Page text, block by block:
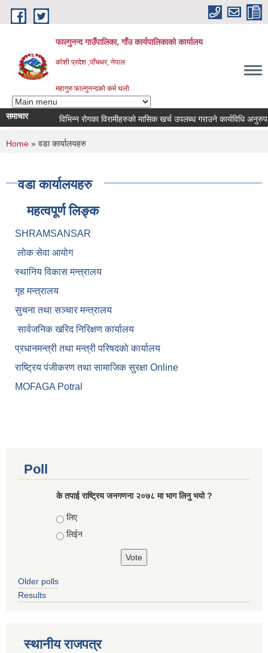
Skip to main content
फाल्गुनन्द गाउँपालिका, गाँउ कार्यपालिकाको कार्यालय
कोशी प्रदेश ,पाँचथर, नेपाल
महागुरु फाल्गुनन्दको कर्म थलो
समाचार विभिन्न रोगका विरामीहरुको मासिक खर्च उपलब्ध गराउने कार्यविधि अनुरुप
You are here
Home » वडा कार्यालयहरु
वडा कार्यालयहरु
महत्वपूर्ण लिङ्क
SHRAMSANSAR
लाेक सेवा आयाेग
स्थानिय विकास मन्त्रालय
गृह मन्त्रालय
सुचना तथा सञ्चार मन्त्रालय
सार्वजनिक खरिद निरिक्षण कार्यालय
प्रधानमन्त्री तथा मन्त्री परिषदकाे कार्यालय
राष्ट्रिय पंजीकरण तथा सामाजिक सुरक्षा Online
MOFAGA Potral
Poll
के तपाई राष्ट्रिय जनगणना २०७८ मा भाग लिनु भयो ?
Choices
लिए
लिईन
Older polls
Results
स्थानीय राजपत्र